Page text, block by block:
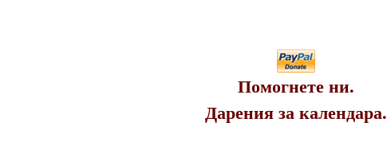
Помогнете ни.
Дарения за календара.